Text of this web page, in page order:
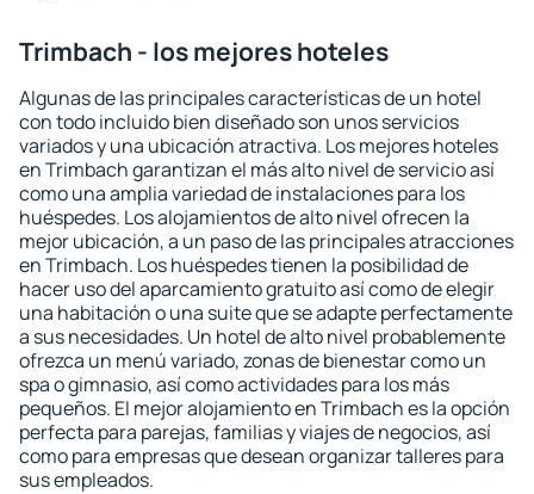
Trimbach - los mejores hoteles
Algunas de las principales características de un hotel
con todo incluido bien diseñado son unos servicios
variados y una ubicación atractiva. Los mejores hoteles
en Trimbach garantizan el más alto nivel de servicio así
como una amplia variedad de instalaciones para los
huéspedes. Los alojamientos de alto nivel ofrecen la
mejor ubicación, a un paso de las principales atracciones
en Trimbach. Los huéspedes tienen la posibilidad de
hacer uso del aparcamiento gratuito así como de elegir
una habitación o una suite que se adapte perfectamente
a sus necesidades. Un hotel de alto nivel probablemente
ofrezca un menú variado, zonas de bienestar como un
spa o gimnasio, así como actividades para los más
pequeños. El mejor alojamiento en Trimbach es la opción
perfecta para parejas, familias y viajes de negocios, así
como para empresas que desean organizar talleres para
sus empleados.